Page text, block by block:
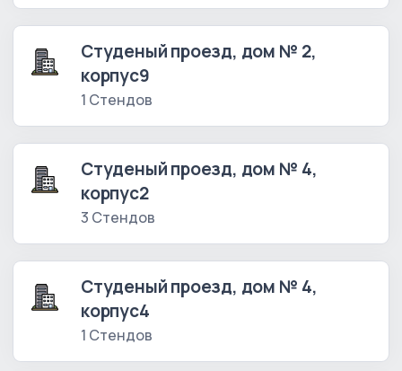
Студеный проезд, дом № 2,
корпус9
1 Стендов
Студеный проезд, дом № 4,
корпус2
3 Стендов
Студеный проезд, дом № 4,
корпус4
1 Стендов